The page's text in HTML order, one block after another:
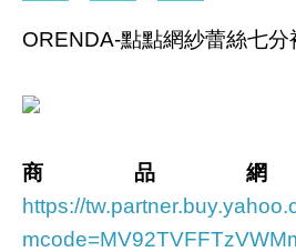
ORENDA-點點網紗蕾絲七分
商品
https://